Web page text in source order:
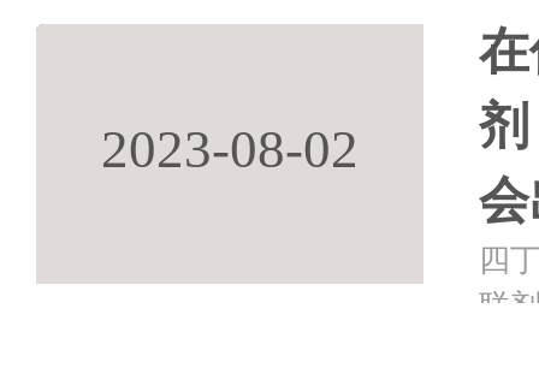
致
化
2023-08-02
四
联